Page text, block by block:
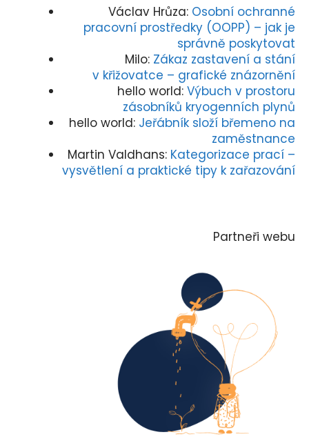
Václav Hrůza: Osobní ochranné
pracovní prostředky (OOPP) – jak je
správně poskytovat
Milo: Zákaz zastavení a stání
v křižovatce – grafické znázornění
hello world: Výbuch v prostoru
zásobníků kryogenních plynů
hello world: Jeřábník složí břemeno na
zaměstnance
Martin Valdhans: Kategorizace prací –
vysvětlení a praktické tipy k zařazování
Partneři webu